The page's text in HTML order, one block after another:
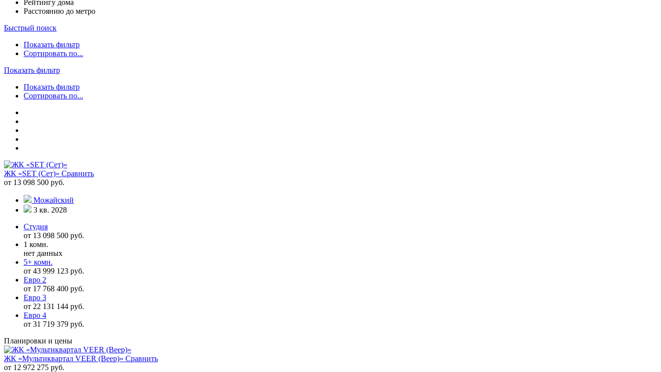
Рейтингу дома
Расстоянию до метро
Быстрый поиск
Показать фильтр
Сортировать по...
Показать фильтр
Показать фильтр
Сортировать по...
ЖК «SET (Сет)» Сравнить
от 13 098 500 руб.
Можайский
3 кв. 2028
Студия
от 13 098 500 руб.
1 комн.
нет данных
5+ комн.
от 43 999 123 руб.
Евро 2
от 17 768 400 руб.
Евро 3
от 22 131 144 руб.
Евро 4
от 31 719 379 руб.
Планировки и цены
ЖК «Мультиквартал VEER (Веер)» Сравнить
от 12 972 275 руб.